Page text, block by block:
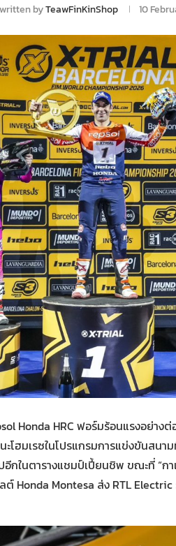
written byTeawFinKinShop 10
Honda HRC ฟอร์มร้อนแรงอย่าง
ฮมเรซในโปรแกรมการแข่งขันสนา
กในตารางแชมป์เปี้ยนชิพ ขณะที่ “ก
ต์ Honda Montesa ส่ง RTL